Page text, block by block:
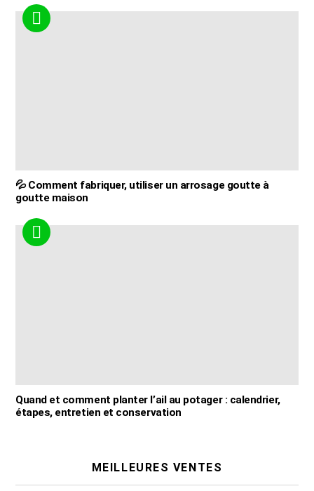
💦 Comment fabriquer, utiliser un arrosage goutte à
goutte maison
Quand et comment planter l’ail au potager : calendrier,
étapes, entretien et conservation
MEILLEURES VENTES